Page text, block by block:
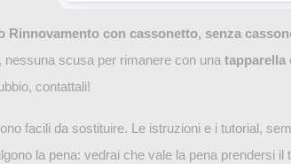
Rinnovamento con cassonetto, senza
, nessuna scusa per rimanere con una tapparella
contattali!
facili da sostituire. Le istruzioni e i tutorial,
la pena: vedrai che vale la pena prendersi